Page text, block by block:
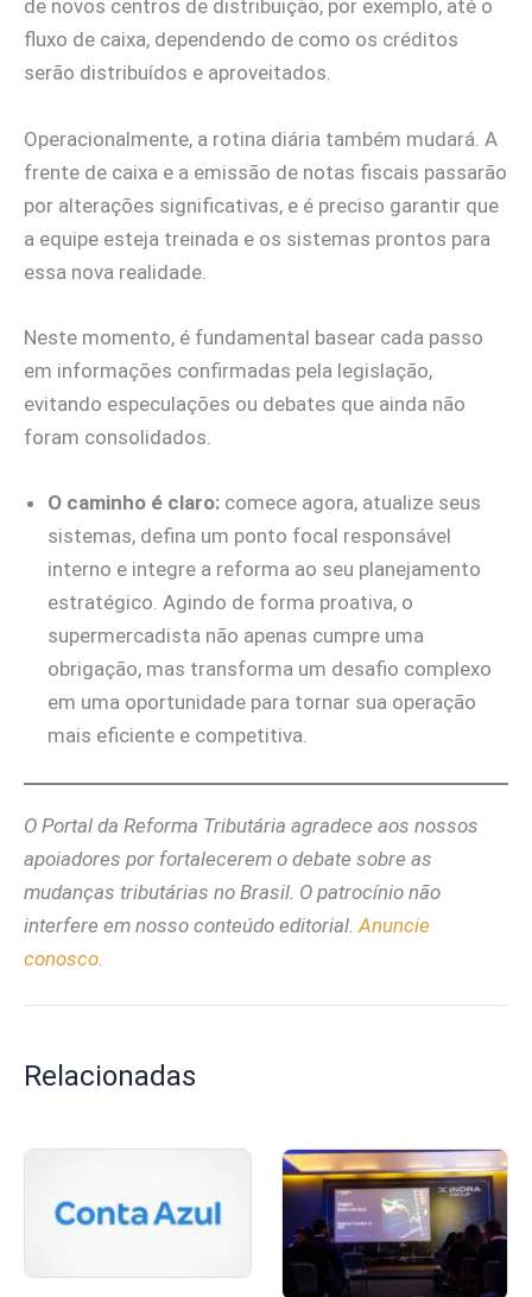
de novos centros de distribuição, por exemplo, até o
fluxo de caixa, dependendo de como os créditos
serão distribuídos e aproveitados.
Operacionalmente, a rotina diária também mudará. A
frente de caixa e a emissão de notas fiscais passarão
por alterações significativas, e é preciso garantir que
a equipe esteja treinada e os sistemas prontos para
essa nova realidade.
Neste momento, é fundamental basear cada passo
em informações confirmadas pela legislação,
evitando especulações ou debates que ainda não
foram consolidados.
O caminho é claro: comece agora, atualize seus
sistemas, defina um ponto focal responsável
interno e integre a reforma ao seu planejamento
estratégico. Agindo de forma proativa, o
supermercadista não apenas cumpre uma
obrigação, mas transforma um desafio complexo
em uma oportunidade para tornar sua operação
mais eficiente e competitiva.
O Portal da Reforma Tributária agradece aos nossos
apoiadores por fortalecerem o debate sobre as
mudanças tributárias no Brasil. O patrocínio não
interfere em nosso conteúdo editorial. Anuncie
conosco.
Relacionadas